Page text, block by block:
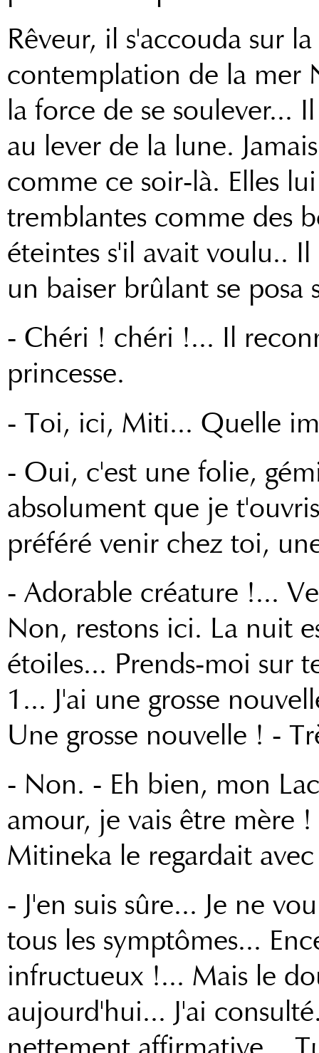
Rêveur, il s'accouda sur
contemplation de la mer
la force de se soulever...
au lever de la lune.
comme ce soir-là. Elles
tremblantes comme des
éteintes s'il avait voulu..
un baiser brûlant se posa
- Chéri ! chéri !... Il
princesse.
- Toi, ici, Miti... Quelle
- Oui, c'est une folie,
absolument que je
préféré venir chez toi,
- Adorable créature !...
Non, restons ici. La nuit
étoiles... Prends-moi sur
1... J'ai une grosse
Une grosse nouvelle ! -
- Non. - Eh bien, mon
amour, je vais être mère !
Mitineka le regardait
- J'en suis sûre... Je ne
tous les symptômes...
infructueux !... Mais le
aujourd'hui... J'ai